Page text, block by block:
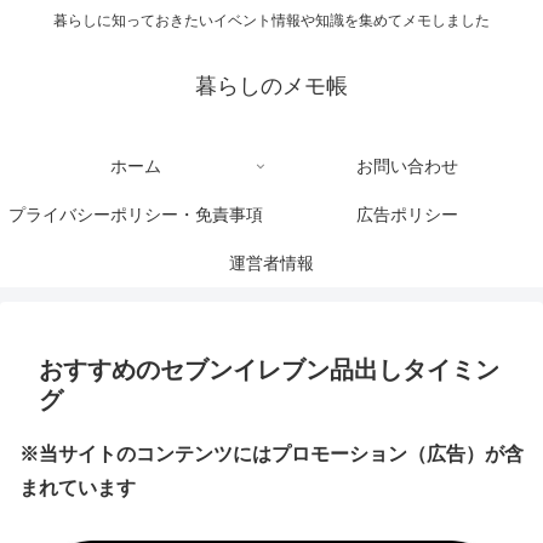
暮らしに知っておきたいイベント情報や知識を集めてメモしました
暮らしのメモ帳
ホーム お問い合わせ
プライバシーポリシー・免責事項 広告ポリシー
運営者情報
おすすめのセブンイレブン品出しタイミン
グ
※当サイトのコンテンツにはプロモーション（広告）が含
まれています